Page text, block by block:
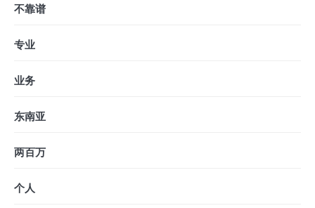
不靠谱
专业
业务
东南亚
两百万
个人